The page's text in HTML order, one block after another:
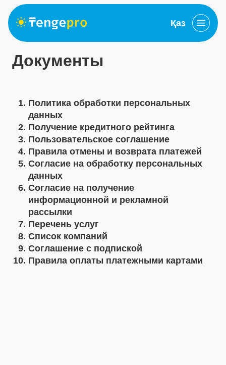
Қаз
Документы
Политика обработки персональных
данных
Получение кредитного рейтинга
Пользовательское соглашение
Правила отмены и возврата платежей
Согласие на обработку персональных
данных
Согласие на получение
информационной и рекламной
рассылки
Перечень услуг
Список компаний
Соглашение с подпиской
Правила оплаты платежными картами